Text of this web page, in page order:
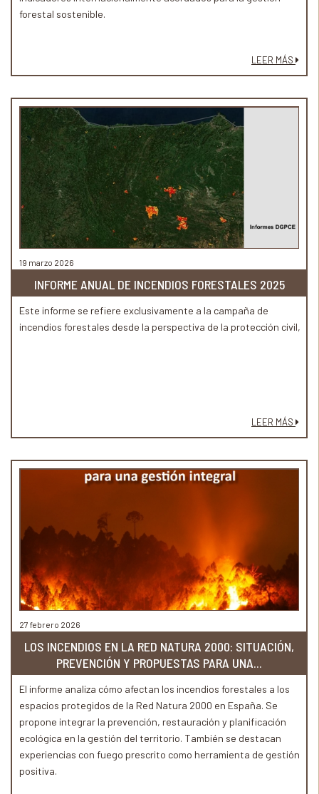
forestal sostenible.
LEER MÁS
19 marzo 2026
INFORME ANUAL DE INCENDIOS FORESTALES 2025
Este informe se refiere exclusivamente a la campaña de
incendios forestales desde la perspectiva de la protección civil,
LEER MÁS
27 febrero 2026
LOS INCENDIOS EN LA RED NATURA 2000: SITUACIÓN,
PREVENCIÓN Y PROPUESTAS PARA UNA...
El informe analiza cómo afectan los incendios forestales a los
espacios protegidos de la Red Natura 2000 en España. Se
propone integrar la prevención, restauración y planificación
ecológica en la gestión del territorio. También se destacan
experiencias con fuego prescrito como herramienta de gestión
positiva.